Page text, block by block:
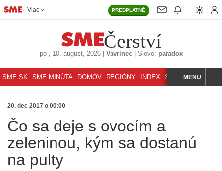
Viac PREDPLATNÉ
Čerství
po, 10. august, 2026| Vavrinec| Slovo: paradox
SME.SK SME MINÚTA DOMOV REGIÓNY INDEX SVET ŠPORT
HĽADAJMENU
20. dec 2017 o 00:00
Čo sa deje s ovocím a
zeleninou, kým sa dostanú
na pulty